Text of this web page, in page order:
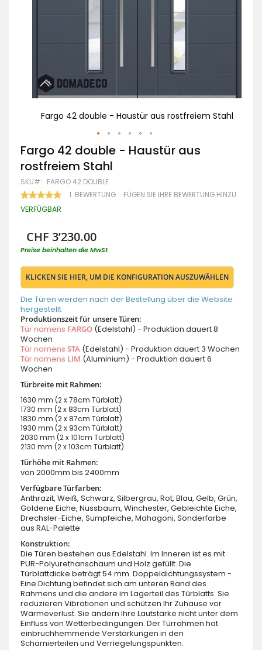
Fargo 42 double - Haustür aus rostfreiem Stahl
Zum
Anfang
der
Bildgalerie
springen
Fargo 42 double - Haustür aus
rostfreiem Stahl
SKU FARGO 42 DOUBLE
BEWERTUNG:
100
1 BEWERTUNG FÜGEN SIE IHRE BEWERTUNG HINZU
VERFÜGBAR
CHF 3’230.00
Preise beinhalten die MwSt
KLICKEN SIE HIER, UM DIE KONFIGURATION AUSZUWÄHLEN
Die Türen werden nach der Bestellung über die Website
hergestellt
Produktionszeit für unsere Türen:
Tür namens FARGO (Edelstahl) - Produktion dauert 8
Wochen
Tür namens STA (Edelstahl) - Produktion dauert 3 Wochen
Tür namens LIM (Aluminium) - Produktion dauert 6
Wochen
Türbreite mit Rahmen:
1630 mm (2 x 78cm Türblatt)
1730 mm (2 x 83cm Türblatt)
1830 mm (2 x 87cm Türblatt)
1930 mm (2 x 93cm Türblatt)
2030 mm (2 x 101cm Türblatt)
2130 mm (2 x 103cm Türblatt)
Türhöhe mit Rahmen:
von 2000mm bis 2400mm
Verfügbare Türfarben:
Anthrazit, Weiß, Schwarz, Silbergrau, Rot, Blau, Gelb, Grün,
Goldene Eiche, Nussbaum, Winchester, Gebleichte Eiche,
Drechsler-Eiche, Sumpfeiche, Mahagoni, Sonderfarbe
aus RAL-Palette
Konstruktion:
Die Türen bestehen aus Edelstahl. Im Inneren ist es mit
PUR-Polyurethanschaum und Holz gefüllt. Die
Türblattdicke beträgt 54 mm. Doppeldichtungssystem -
Eine Dichtung befindet sich am unteren Rand des
Rahmens und die andere im Lagerteil des Türblatts. Sie
reduzieren Vibrationen und schützen Ihr Zuhause vor
Wärmeverlust. Sie ändern ihre Lautstärke nicht unter dem
Einfluss von Wetterbedingungen. Der Türrahmen hat
einbruchhemmende Verstärkungen in den
Scharnierteilen und Verriegelungspunkten.